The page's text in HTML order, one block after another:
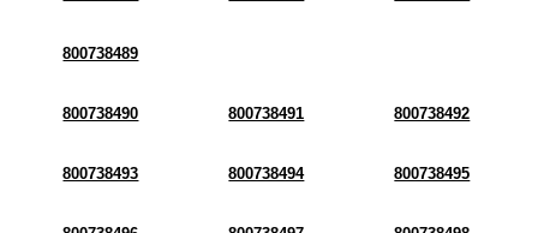
800738489
800738490 800738491 800738492
800738493 800738494 800738495